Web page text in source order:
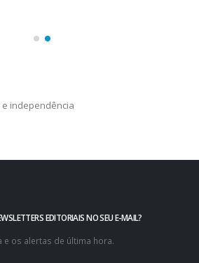
independência
EDITORIAIS NO SEU E-MAIL?
e os alertas de última hora.